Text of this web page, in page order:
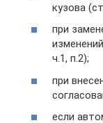
кузова
при
ч.1, п.2);
при
если